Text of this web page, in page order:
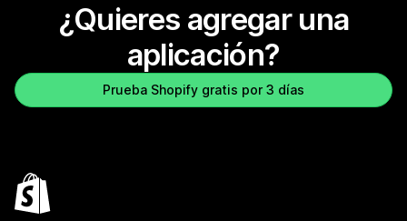
¿Quieres agregar una
aplicación?
Prueba Shopify gratis por 3 días